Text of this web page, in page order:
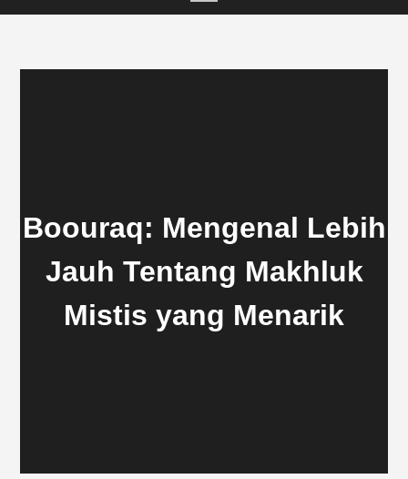
Boouraq: Mengenal Lebih
Jauh Tentang Makhluk
Mistis yang Menarik